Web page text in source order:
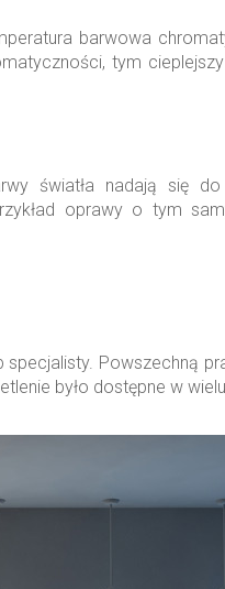
barwowa
tym
światła nadają się
oprawy o tym
Powszechną
było dostępne w